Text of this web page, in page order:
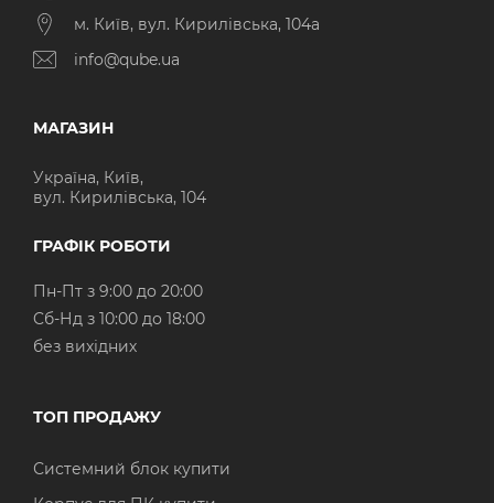
м. Київ, вул. Кирилівська, 104а
info@qube.ua
МАГАЗИН
Україна, Київ,
вул. Кирилівська, 104
ГРАФІК РОБОТИ
Пн-Пт з 9:00 до 20:00
Cб-Нд з 10:00 до 18:00
без вихідних
ТОП ПРОДАЖУ
Системний блок купити